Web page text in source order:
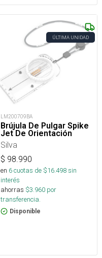
ÚLTIMA UNIDAD
LM200709BA
Brújula De Pulgar Spike
Jet De Orientación
Silva
$ 98.990
en 6cuotas de $16.498sin
interés
ahorras $3.960 por
transferencia.
Disponible